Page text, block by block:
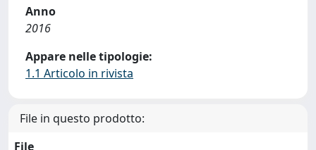
Anno
2016
Appare nelle tipologie:
1.1 Articolo in rivista
File in questo prodotto:
File